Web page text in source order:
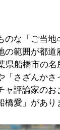
のな「ご当
範囲が都
県船橋市の
さざんか
ャ評論家のお
愛」があり